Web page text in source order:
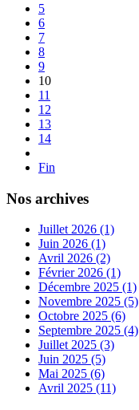
5
6
7
8
9
10
11
12
13
14
Fin
Nos archives
Juillet 2026 (1)
Juin 2026 (1)
Avril 2026 (2)
Février 2026 (1)
Décembre 2025 (1)
Novembre 2025 (5)
Octobre 2025 (6)
Septembre 2025 (4)
Juillet 2025 (3)
Juin 2025 (5)
Mai 2025 (6)
Avril 2025 (11)